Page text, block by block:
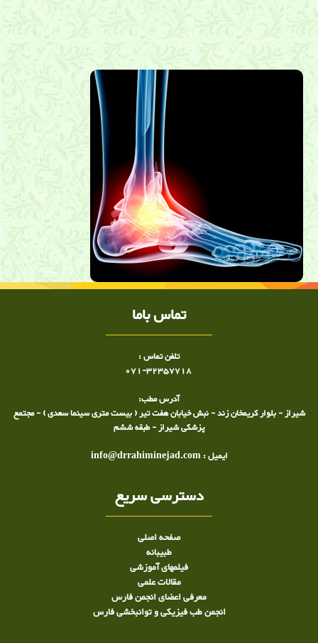
,دکتر ساعد رحیمی نژاد متخصص پیچ خوردگی پا در شیراز, کلینیک درد
,کلینیک درد دکتر ساعد رحیمی نژاد ,دکتر ساعد رحیمی نژاد, کلینیک درد
تماس باما
تلفن تماس :
071-32357718
آدرس مطب:
شیراز - بلوار کریمخان زند - نبش خیابان هفت تیر ( بیست متری سینما سعدی ) - مجتمع
پزشکی شیراز - طبقه ششم
ایمیل : info@drrahiminejad.com
دسترسی سریع
صفحه اصلی
طبيبانه
فیلمهای آموزشی
مقالات علمی
معرفی اعضای انجمن فارس
انجمن طب فیزیکی و توانبخشی فارس